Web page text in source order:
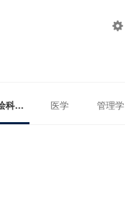

测绘科学与技术 医学 管理学